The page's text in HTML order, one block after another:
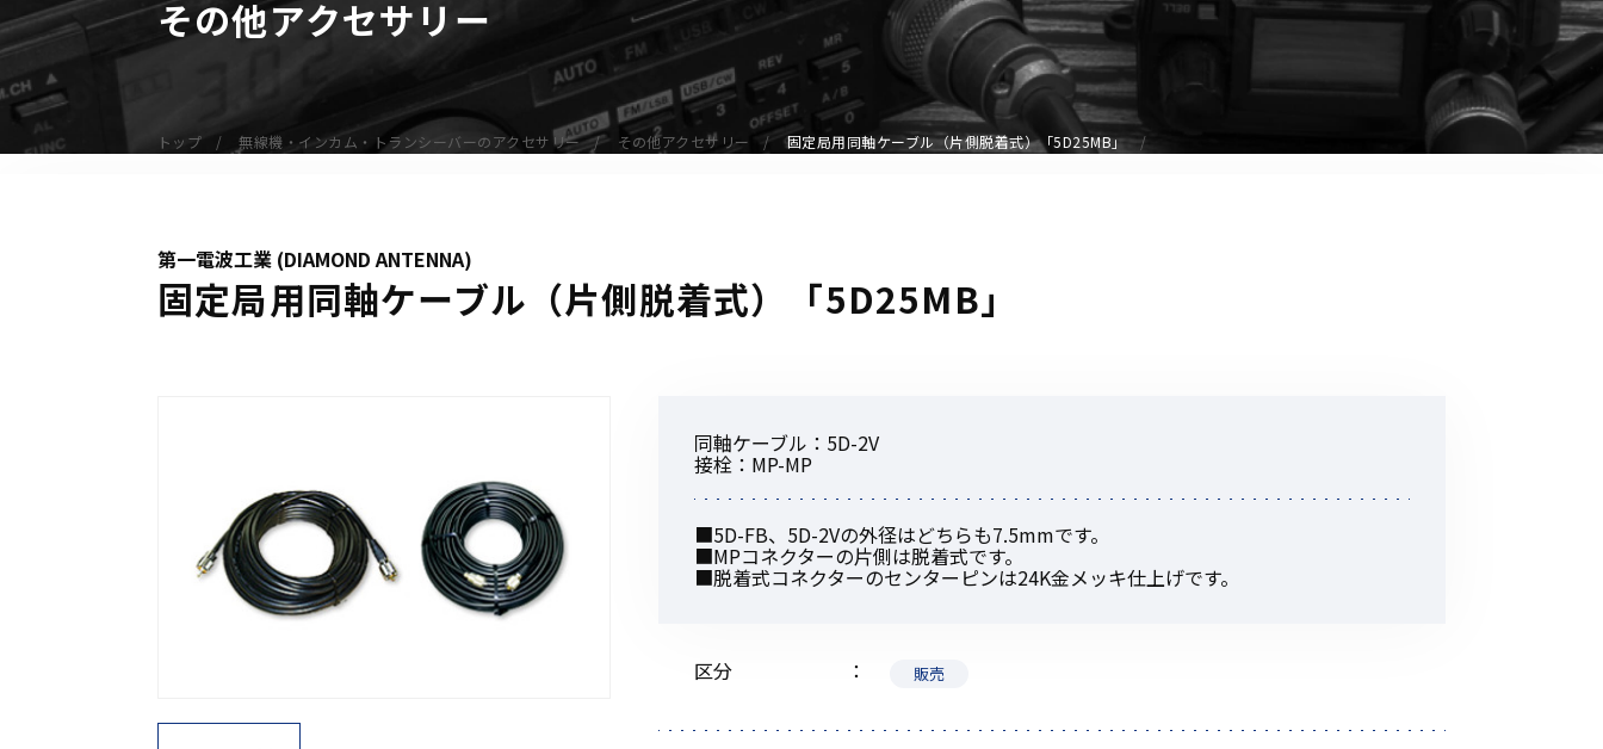
無線機
デジタル無線機（登録局）
デジタル無線機（免許局）
受信機（レシーバー）
アマチュア無線機
オーダーコール
オーダーコール
アクセサリー
イヤホンマイク
スピーカーマイク
イヤホン
ベルトクリップ
無線機収納・運搬ケース
その他アクセサリー
ポータブルワイヤレスアンプ
その他の商品
その他アクセサリー
トップ 無線機・インカム・トランシーバーのアクセサリー その他アクセサリー 固定局用同軸ケーブル（片側脱着式）「5D25MB」
第一電波工業 (DIAMOND ANTENNA)
固定局用同軸ケーブル（片側脱着式）「5D25MB」
同軸ケーブル：5D-2V
接栓：MP-MP
■5D-FB、5D-2Vの外径はどちらも7.5mmです。
■MPコネクターの片側は脱着式です。
■脱着式コネクターのセンターピンは24K金メッキ仕上げです。
区分 販売